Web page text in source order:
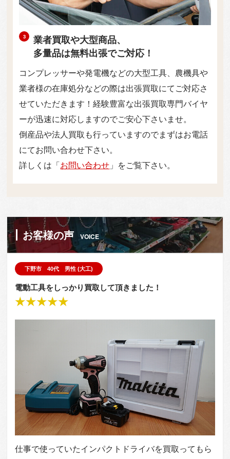
業者買取や大型商品、
多量品は無料出張でご対応！
コンプレッサーや発電機などの大型工具、農機具や
業者様の在庫処分などの際は出張買取にてご対応さ
せていただきます！経験豊富な出張買取専門バイヤ
ーが迅速に対応しますのでご安心下さいませ。
倒産品や法人買取も行っていますのでまずはお電話
にてお問い合わせ下さい。
詳しくは「 お問い合わせ 」をご覧下さい。
お客様の声 VOICE
下野市 40代 男性 (大工)
電動工具をしっかり買取して頂きました！
仕事で使っていたインパクトドライバを買取ってもら